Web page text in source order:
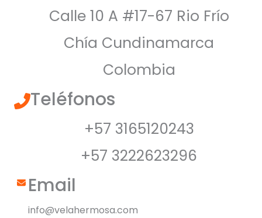
Calle 10 A #17-67 Rio Frío
Chía Cundinamarca
Colombia
Teléfonos
+57 3165120243
+57 3222623296
Email
info@velahermosa.com